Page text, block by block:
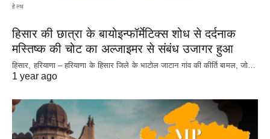
हेल्थ
हिसार की छात्रा के बायोइन्फॉर्मेटिक्स शोध से दर्दनाक
मस्तिष्क की चोट का अल्जाइमर से संबंध उजागर हुआ
हिसार, हरियाणा – हरियाणा के हिसार जिले के भाटोल जाटान गांव की कीर्ति बामल, जो…
1 year ago